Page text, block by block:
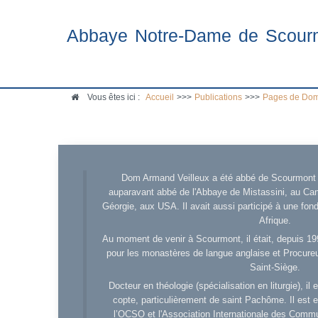
Abbaye Notre-Dame de
Vous êtes ici : Accueil >>> Publications >>> Pages de
Dom Armand Veilleux a été abbé de
auparavant abbé de l'Abbaye de Mistassini, au
Géorgie, aux USA. Il avait aussi participé à une
Afrique.
Au moment de venir à Scourmont, il était, depuis
pour les monastères de langue anglaise et
Saint-Siège.
Docteur en théologie (spécialisation en liturgie), il
copte, particulièrement de saint Pachôme. Il est
l’OCSO et l'Association Internationale des